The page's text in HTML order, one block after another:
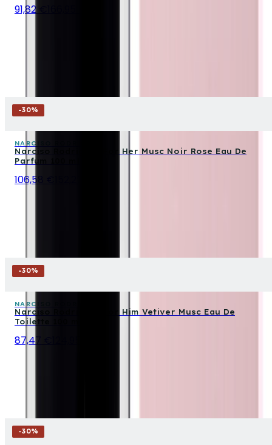
91,82 €
-30%
NARCISO RODRIGUEZ
Narciso Rodriguez For Her Musc Noir Rose Eau De
Parfum 100 ml
106,58 €
-30%
NARCISO RODRIGUEZ
Narciso Rodriguez For Him Vetiver Musc Eau De
Toilette 100 ml
87,47 €
-30%